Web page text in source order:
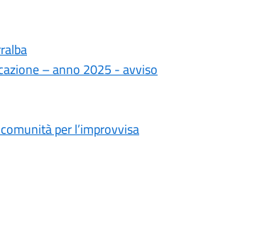
– anno 2025 - avviso
per l’improvvisa